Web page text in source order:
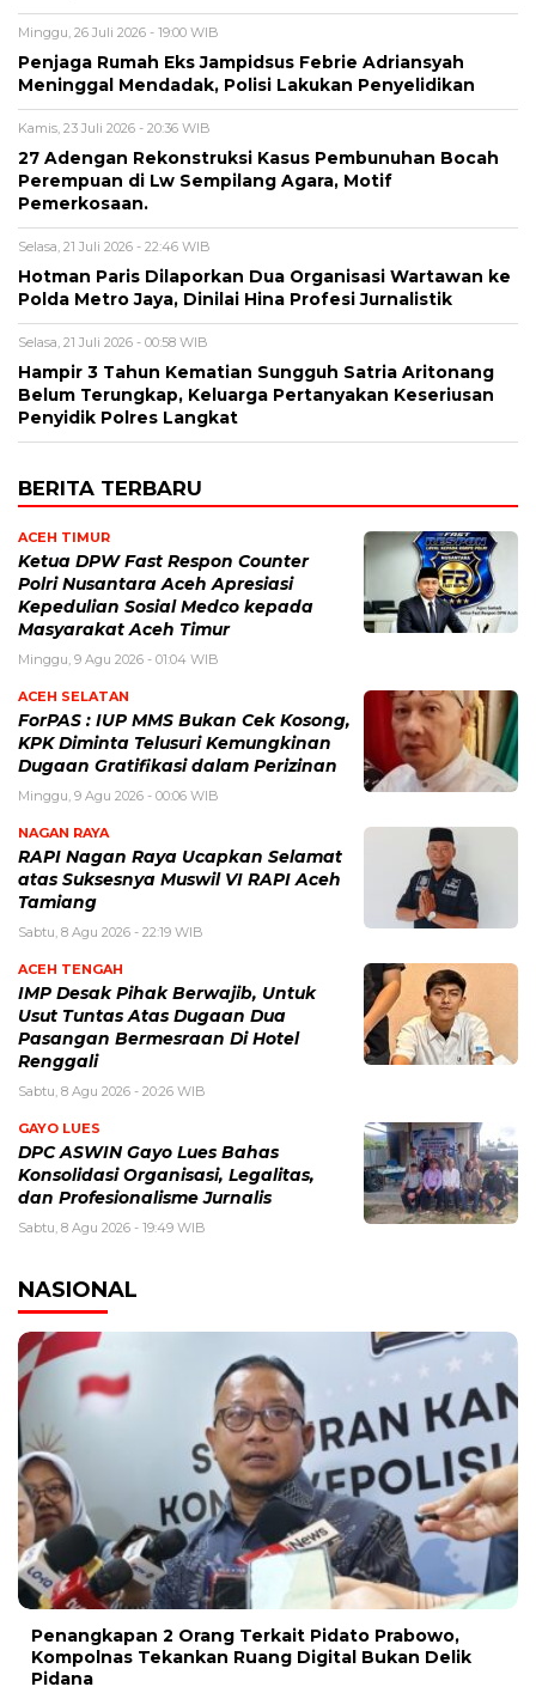
Minggu, 26 Juli 2026 - 19:00 WIB
Penjaga Rumah Eks Jampidsus Febrie Adriansyah
Meninggal Mendadak, Polisi Lakukan Penyelidikan
Kamis, 23 Juli 2026 - 20:36 WIB
27 Adengan Rekonstruksi Kasus Pembunuhan Bocah
Perempuan di Lw Sempilang Agara, Motif
Pemerkosaan.
Selasa, 21 Juli 2026 - 22:46 WIB
Hotman Paris Dilaporkan Dua Organisasi Wartawan ke
Polda Metro Jaya, Dinilai Hina Profesi Jurnalistik
Selasa, 21 Juli 2026 - 00:58 WIB
Hampir 3 Tahun Kematian Sungguh Satria Aritonang
Belum Terungkap, Keluarga Pertanyakan Keseriusan
Penyidik Polres Langkat
BERITA TERBARU
ACEH TIMUR
Ketua DPW Fast Respon Counter
Polri Nusantara Aceh Apresiasi
Kepedulian Sosial Medco kepada
Masyarakat Aceh Timur
Minggu, 9 Agu 2026 - 01:04 WIB
ACEH SELATAN
ForPAS : IUP MMS Bukan Cek Kosong,
KPK Diminta Telusuri Kemungkinan
Dugaan Gratifikasi dalam Perizinan
Minggu, 9 Agu 2026 - 00:06 WIB
NAGAN RAYA
RAPI Nagan Raya Ucapkan Selamat
atas Suksesnya Muswil VI RAPI Aceh
Tamiang
Sabtu, 8 Agu 2026 - 22:19 WIB
ACEH TENGAH
IMP Desak Pihak Berwajib, Untuk
Usut Tuntas Atas Dugaan Dua
Pasangan Bermesraan Di Hotel
Renggali
Sabtu, 8 Agu 2026 - 20:26 WIB
GAYO LUES
DPC ASWIN Gayo Lues Bahas
Konsolidasi Organisasi, Legalitas,
dan Profesionalisme Jurnalis
Sabtu, 8 Agu 2026 - 19:49 WIB
NASIONAL
Penangkapan 2 Orang Terkait Pidato Prabowo,
Kompolnas Tekankan Ruang Digital Bukan Delik
Pidana